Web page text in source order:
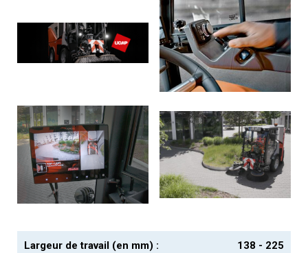
Largeur de travail (en mm) : 138 - 225